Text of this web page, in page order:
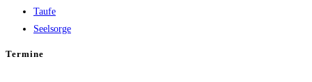
Taufe
Seelsorge
Termine